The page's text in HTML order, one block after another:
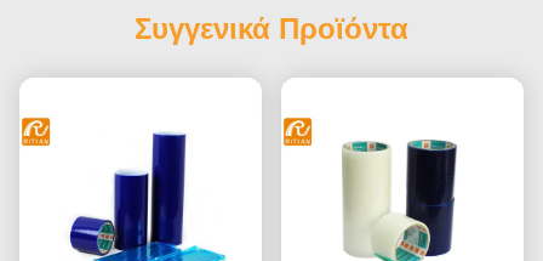
Συγγενικά Προϊόντα